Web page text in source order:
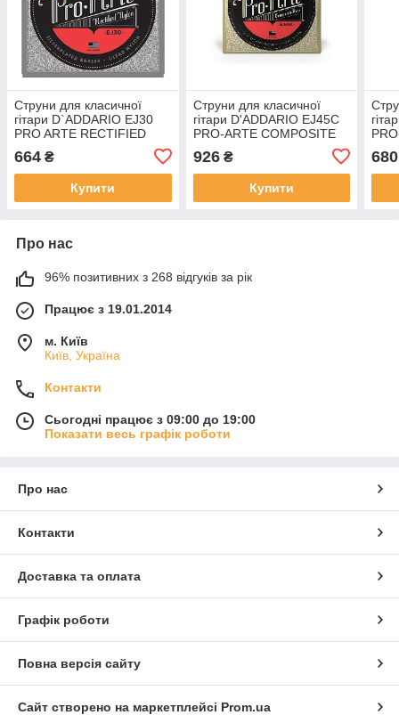
Струни для класичної
гітари D`ADDARIO EJ30
PRO ARTE RECTIFIED
664 ₴
Купити
Струни для класичної
гітари D'ADDARIO EJ45C
PRO-ARTE COMPOSITE
926₴
Купити
680
Про нас
96% позитивних з 268 відгуків за рік
Працює з 19.01.2014
м. Київ
Київ, Україна
Контакти
Сьогодні працює з 09:00 до 19:00
Показати весь графік роботи
Про нас
Контакти
Доставка та оплата
Графік роботи
Повна версія сайту
Сайт створено на маркетплейсі Prom.ua